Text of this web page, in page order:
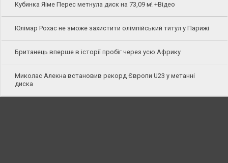
Кубинка Яіме Перес метнула диск на 73,09 м! +Відео
Юлімар Рохас не зможе захистити олімпійський титул у Парижі
Британець вперше в історії пробіг через усю Африку
Миколас Алекна встановив рекорд Європи U23 у метанні
диска